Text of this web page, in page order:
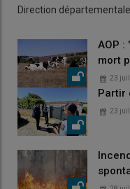
Direction
AOP :
mort
23
Partir
23